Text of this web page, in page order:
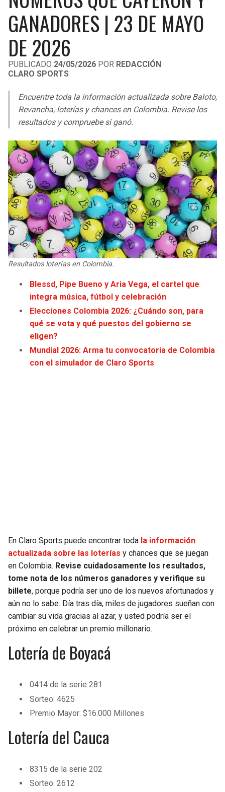
LIGA DE EXPANSIÓN MX
LEAGUES CUP
UEFA EUROPA LEAGUE
UEFA CONFERENCE LEAGUE
MLS
COPA LIBERTADORES
COPA SUDAMERICANA
LIGA BETPLAY
OTRAS LIGAS
RAIDERS
CHARGERS
RAVENS
STEELERS
TEXANS
COLTS
JAGUARS
TITANS
COWBOYS
GIANTS
EAGLES
COMMANDERS
PACKERS
VIKINGS
FALCONS
PANTHERS
SAINTS
CAVALIERS
PISTONS
PACERS
HORNETS
HEAT
MAGIC
WIZARDS
WARRIORS
CLIPPERS
LAKERS
SUNS
KINGS
TIMBERWOLVES
THUNDER
TRAIL BLAZERS
JAZZ
GANADORES | 23 DE MAYO
DE 2026
PUBLICADO 24/05/2026 POR REDACCIÓN
CLARO SPORTS
Encuentre toda la información actualizada sobre Baloto,
Revancha, loterías y chances en Colombia. Revise los
resultados y compruebe si ganó.
Resultados loterías en Colombia.
Blessd, Pipe Bueno y Aria Vega, el cartel que
integra música, fútbol y celebración
Elecciones Colombia 2026: ¿Cuándo son, para
qué se vota y qué puestos del gobierno se
eligen?
Mundial 2026: Arma tu convocatoria de Colombia
con el simulador de Claro Sports
En Claro Sports puede encontrar toda la información
actualizada sobre las loterías y chances que se juegan
en Colombia. Revise cuidadosamente los resultados,
tome nota de los números ganadores y verifique su
billete, porque podría ser uno de los nuevos afortunados y
aún no lo sabe. Día tras día, miles de jugadores sueñan con
cambiar su vida gracias al azar, y usted podría ser el
próximo en celebrar un premio millonario.
Lotería de Boyacá
0414 de la serie 281
Sorteo: 4625
Premio Mayor: $16.000 Millones
Lotería del Cauca
8315 de la serie 202
Sorteo: 2612